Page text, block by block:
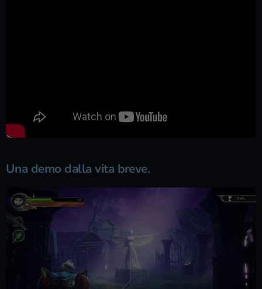
Una demo dalla vita breve.